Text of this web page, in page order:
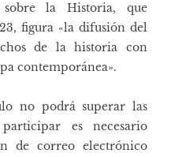
sobre la Historia, que
figura «la difusión del
de la historia con
contemporánea».
no podrá superar las
es necesario
de correo electrónico